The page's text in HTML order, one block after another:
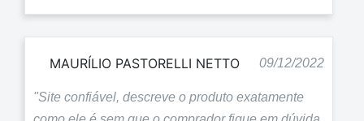
MAURÍLIO PASTORELLI NETTO 09/12/2022
"Site confiável, descreve o produto exatamente